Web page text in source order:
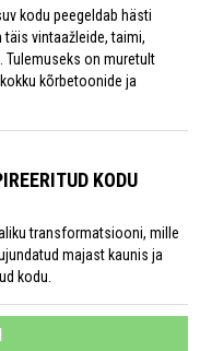
kodu peegeldab hästi
täis vintaažleide, taimi,
Tulemuseks on muretult
kõrbetoonide ja
KODU
transformatsiooni, mille
majast kaunis ja
kodu.